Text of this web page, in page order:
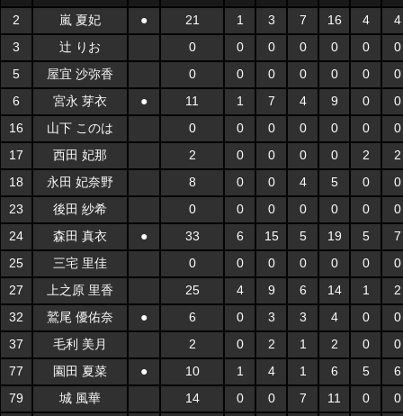
2 嵐 夏妃 ● 21 1 3 7 16 4
4
3
辻 りお 0 0 0 0 0 0
0
5
屋宜 沙弥香 0 0 0 0 0 0
0
6
宮永 芽衣 ● 11 1 7 4 9 0
0
16
山下 このは 0 0 0 0 0 0
0
17
西田 妃那 2 0 0 0 0 2
2
18
永田 妃奈野 8 0 0 4 5 0
0
23
後田 紗希 0 0 0 0 0 0
0
24
森田 真衣 ● 33 6 15 5 19 5
7
25
三宅 里佳 0 0 0 0 0 0
0
27
上之原 里香 25 4 9 6 14 1
2
32
鷲尾 優佑奈 ● 6 0 3 3 4 0
0
37
毛利 美月 2 0 2 1 2 0
0
77
園田 夏菜 ● 10 1 4 1 6 5
6
79
城 風華 14 0 0 7 11 0 0